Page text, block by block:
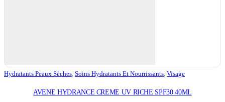
Hydratants Peaux Sèches, Soins Hydratants Et Nourrissants, Visage
AVENE HYDRANCE CREME UV RICHE SPF30 40ML